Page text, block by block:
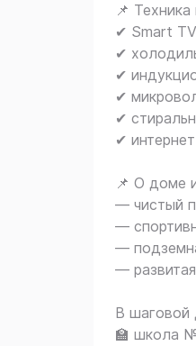
📌
✔ Smart TV
✔
✔
✔
✔
✔
📌 О доме
— чистый
—
—
—
В шаговой
🏫 школа